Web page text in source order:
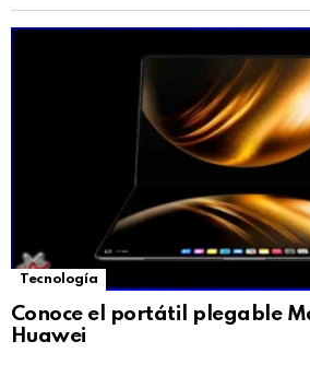
Tecnología
Conoce el portátil plegable
Huawei